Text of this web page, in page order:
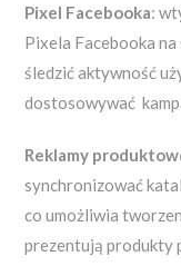
Pixel Facebooka:
Pixela Facebooka
śledzić aktywność
dostosowywać
Reklamy
synchronizować
co umożliwia
prezentują produkty